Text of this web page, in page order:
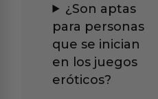
¿Son aptas
para personas
que se inician
en los juegos
eróticos?